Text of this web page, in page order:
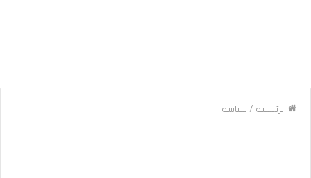
الرئيسية / سياسة